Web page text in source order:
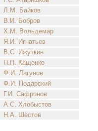
Л.М. Байков
В.И. Бобров
Х.М. Вольдемар
Я.И. Игнатьев
В.С. Ижуткин
П.П. Кащенко
Ф.И. Лагунов
Ф.И. Подарский
Г.И. Сафронов
А.С. Хлобыстов
Н.А. Шестов